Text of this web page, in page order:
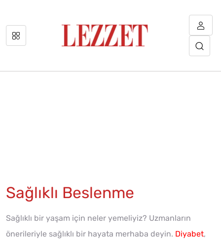
Sağlıklı Beslenme
Sağlıklı bir yaşam için neler yemeliyiz? Uzmanların
önerileriyle sağlıklı bir hayata merhaba deyin. Diyabet,